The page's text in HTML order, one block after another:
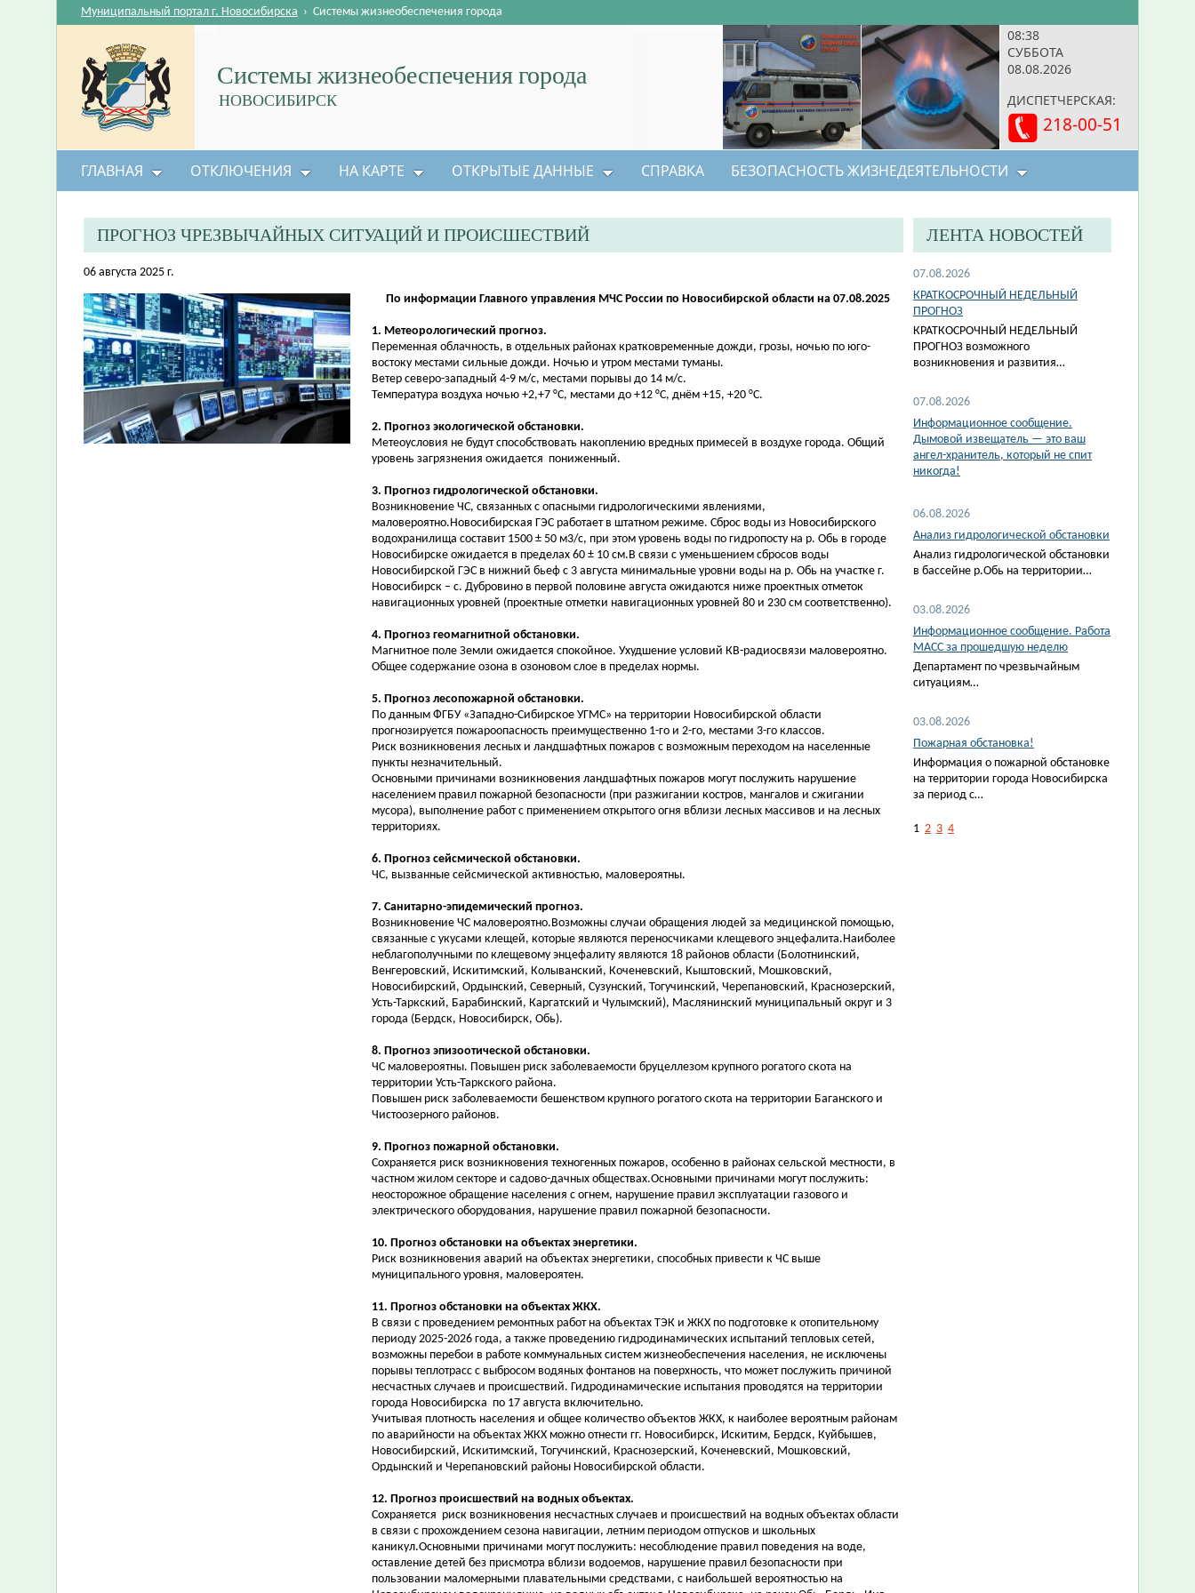
08:38
СУББОТА
08.08.2026
ДИСПЕТЧЕРСКАЯ:
218-00-51
Системы жизнеобеспечения города
НОВОСИБИРСК
Муниципальный портал г. Новосибирска › Системы жизнеобеспечения города
ГЛАВНАЯ ОТКЛЮЧЕНИЯ НА КАРТЕ ОТКРЫТЫЕ ДАННЫЕ СПРАВКА БЕЗОПАСНОСТЬ ЖИЗНЕДЕЯТЕЛЬНОСТИ
ПРОГНОЗ ЧРЕЗВЫЧАЙНЫХ СИТУАЦИЙ И ПРОИСШЕСТВИЙ
06 августа 2025 г.
По информации Главного управления МЧС России по Новосибирской области на 07.08.2025
1. Метеорологический прогноз.
Переменная облачность, в отдельных районах кратковременные дожди, грозы, ночью по юго-
востоку местами сильные дожди. Ночью и утром местами туманы.
Ветер северо-западный 4-9 м/с, местами порывы до 14 м/с.
Температура воздуха ночью +2,+7 °С, местами до +12 °С, днём +15, +20 °С.
2. Прогноз экологической обстановки.
Метеоусловия не будут способствовать накоплению вредных примесей в воздухе города. Общий
уровень загрязнения ожидается пониженный.
3. Прогноз гидрологической обстановки.
Возникновение ЧС, связанных с опасными гидрологическими явлениями,
маловероятно.Новосибирская ГЭС работает в штатном режиме. Сброс воды из Новосибирского
водохранилища составит 1500 ± 50 м3/с, при этом уровень воды по гидропосту на р. Обь в городе
Новосибирске ожидается в пределах 60 ± 10 см.В связи с уменьшением сбросов воды
Новосибирской ГЭС в нижний бьеф с 3 августа минимальные уровни воды на р. Обь на участке г.
Новосибирск – с. Дубровино в первой половине августа ожидаются ниже проектных отметок
навигационных уровней (проектные отметки навигационных уровней 80 и 230 см соответственно).
4. Прогноз геомагнитной обстановки.
Магнитное поле Земли ожидается спокойное. Ухудшение условий КВ-радиосвязи маловероятно.
Общее содержание озона в озоновом слое в пределах нормы.
5. Прогноз лесопожарной обстановки.
По данным ФГБУ «Западно-Сибирское УГМС» на территории Новосибирской области
прогнозируется пожароопасность преимущественно 1-го и 2-го, местами 3-го классов.
Риск возникновения лесных и ландшафтных пожаров с возможным переходом на населенные
пункты незначительный.
Основными причинами возникновения ландшафтных пожаров могут послужить нарушение
населением правил пожарной безопасности (при разжигании костров, мангалов и сжигании
мусора), выполнение работ с применением открытого огня вблизи лесных массивов и на лесных
территориях.
6. Прогноз сейсмической обстановки.
ЧС, вызванные сейсмической активностью, маловероятны.
7. Санитарно-эпидемический прогноз.
Возникновение ЧС маловероятно.Возможны случаи обращения людей за медицинской помощью,
связанные с укусами клещей, которые являются переносчиками клещевого энцефалита.Наиболее
неблагополучными по клещевому энцефалиту являются 18 районов области (Болотнинский,
Венгеровский, Искитимский, Колыванский, Коченевский, Кыштовский, Мошковский,
Новосибирский, Ордынский, Северный, Сузунский, Тогучинский, Черепановский, Краснозерский,
Усть-Таркский, Барабинский, Каргатский и Чулымский), Маслянинский муниципальный округ и 3
города (Бердск, Новосибирск, Обь).
8. Прогноз эпизоотической обстановки.
ЧС маловероятны. Повышен риск заболеваемости бруцеллезом крупного рогатого скота на
территории Усть-Таркского района.
Повышен риск заболеваемости бешенством крупного рогатого скота на территории Баганского и
Чистоозерного районов.
9. Прогноз пожарной обстановки.
Сохраняется риск возникновения техногенных пожаров, особенно в районах сельской местности, в
частном жилом секторе и садово-дачных обществах.Основными причинами могут послужить:
неосторожное обращение населения с огнем, нарушение правил эксплуатации газового и
электрического оборудования, нарушение правил пожарной безопасности.
10. Прогноз обстановки на объектах энергетики.
Риск возникновения аварий на объектах энергетики, способных привести к ЧС выше
муниципального уровня, маловероятен.
11. Прогноз обстановки на объектах ЖКХ.
В связи с проведением ремонтных работ на объектах ТЭК и ЖКХ по подготовке к отопительному
периоду 2025-2026 года, а также проведению гидродинамических испытаний тепловых сетей,
возможны перебои в работе коммунальных систем жизнеобеспечения населения, не исключены
порывы теплотрасс с выбросом водяных фонтанов на поверхность, что может послужить причиной
несчастных случаев и происшествий. Гидродинамические испытания проводятся на территории
города Новосибирска по 17 августа включительно.
Учитывая плотность населения и общее количество объектов ЖКХ, к наиболее вероятным районам
по аварийности на объектах ЖКХ можно отнести гг. Новосибирск, Искитим, Бердск, Куйбышев,
Новосибирский, Искитимский, Тогучинский, Краснозерский, Коченевский, Мошковский,
Ордынский и Черепановский районы Новосибирской области.
12. Прогноз происшествий на водных объектах.
Сохраняется риск возникновения несчастных случаев и происшествий на водных объектах области
в связи с прохождением сезона навигации, летним периодом отпусков и школьных
каникул.Основными причинами могут послужить: несоблюдение правил поведения на воде,
оставление детей без присмотра вблизи водоемов, нарушение правил безопасности при
пользовании маломерными плавательными средствами, с наибольшей вероятностью на
ЛЕНТА НОВОСТЕЙ
07.08.2026
КРАТКОСРОЧНЫЙ НЕДЕЛЬНЫЙ
ПРОГНОЗ
КРАТКОСРОЧНЫЙ НЕДЕЛЬНЫЙ
ПРОГНОЗ возможного
возникновения и развития…
07.08.2026
Информационное сообщение.
Дымовой извещатель — это ваш
ангел-хранитель, который не спит
никогда!
06.08.2026
Анализ гидрологической обстановки
Анализ гидрологической обстановки
в бассейне р.Обь на территории…
03.08.2026
Информационное сообщение. Работа
МАСС за прошедшую неделю
Департамент по чрезвычайным
ситуациям…
03.08.2026
Пожарная обстановка!
Информация о пожарной обстановке
на территории города Новосибирска
за период с…
1 2 3 4